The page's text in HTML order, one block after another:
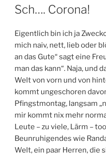
AM
Sch…. Corona!
Eigentlich bin ich ja
mich naiv, nett, lieb oder
an das Gute“ sagt eine
man das kann“. Naja, und
Welt von vorn und von
kommt ungeschoren
Pfingstmontag, langsam
mir kommt nix mehr
Leute – zu viele, Lärm –
Beunruhigendes wie
Welt, ein paar Herren, die